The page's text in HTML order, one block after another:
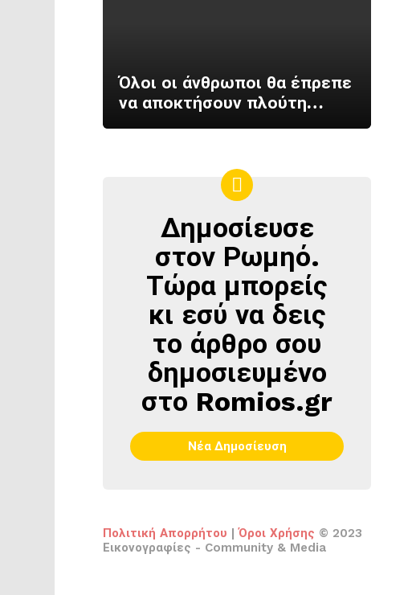
Όλοι οι άνθρωποι θα έπρεπε
να αποκτήσουν πλούτη…
ΔΗΜΟΣΊΕΥΣΕ
ΣΤΟΝ
ΡΩΜΗΌ
Δημοσίευσε
στον Ρωμηό.
Τώρα μπορείς
κι εσύ να δεις
το άρθρο σου
δημοσιευμένο
στο Romios.gr
Νέα Δημοσίευση
Πολιτική Απορρήτου | Όροι Χρήσης © 2023
Εικονογραφίες - Community & Media